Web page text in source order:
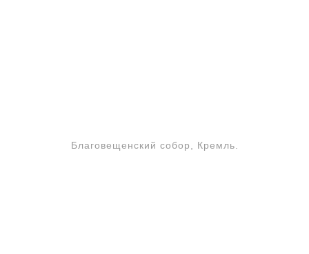
Благовещенский собор, Кремль.